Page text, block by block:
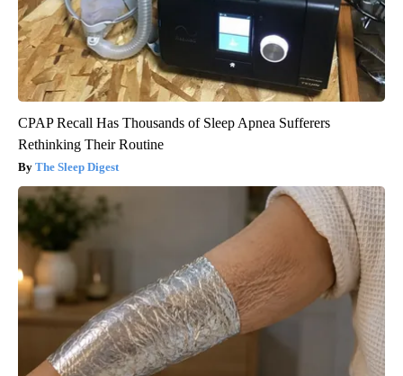
CPAP Recall Has Thousands of Sleep Apnea Sufferers
Rethinking Their Routine
The Sleep Digest